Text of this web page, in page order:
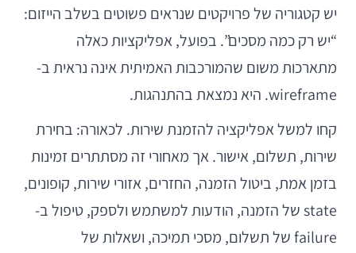
יש קטגוריה של פרויקטים שנראים פשוטים בשלב הייזום:
“יש רק כמה מסכים”. בפועל, אפליקציות כאלה
מתארכות משום שהמורכבות האמיתית אינה נראית ב-
wireframe. היא נמצאת בהתנהגות.
קחו למשל אפליקציה להזמנת שירות. לכאורה: בחירת
שירות, תשלום, אישור. אך מאחורי זה מסתתרים זמינות
בזמן אמת, ביטול הזמנה, החזרים, אזורי שירות, קופונים,
state של הזמנה, הודעות למשתמש ולספק, טיפול ב-
failure של תשלום, מסכי תמיכה, ושאלות של